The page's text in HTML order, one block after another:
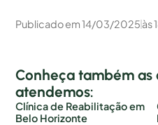
Publicado em14/03/2025às
Conheça também as
atendemos:
Clínica de Reabilitação em
Belo Horizonte